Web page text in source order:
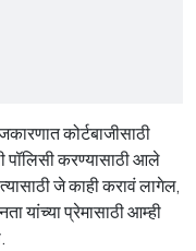
कोर्टबाजीसाठी
पॉलिसी करण्यासाठी आले
जे काही करावं लागेल,
यांच्या प्रेमासाठी आम्ही